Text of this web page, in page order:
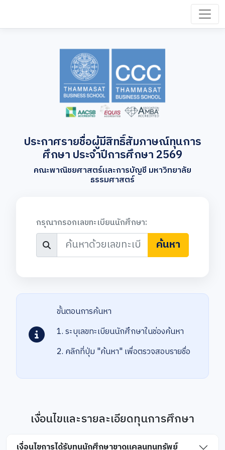
ประกาศรายชื่อผู้มีสิทธิ์สัมภาษณ์ทุนการ
ศึกษา ประจำปีการศึกษา 2569
คณะพาณิชยศาสตร์และการบัญชี มหาวิทยาลัย
ธรรมศาสตร์
กรุณากรอกเลขทะเบียนนักศึกษา:
ค้นหา
ขั้นตอนการค้นหา
1. ระบุเลขทะเบียนนักศึกษาในช่องค้นหา
2. คลิกที่ปุ่ม "ค้นหา" เพื่อตรวจสอบรายชื่อ
เงื่อนไขและรายละเอียดทุนการศึกษา